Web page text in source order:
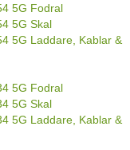
5G Fodral
5G Skal
5G Laddare, Kablar &
5G Fodral
5G Skal
5G Laddare, Kablar &